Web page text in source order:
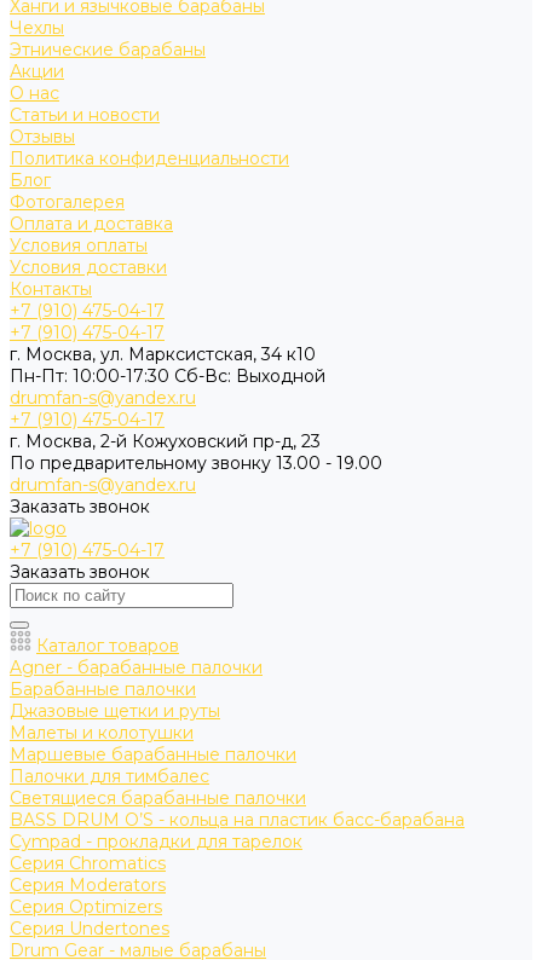
Ханги и язычковые барабаны
Чехлы
Этнические барабаны
Акции
О нас
Статьи и новости
Отзывы
Политика конфиденциальности
Блог
Фотогалерея
Оплата и доставка
Условия оплаты
Условия доставки
Контакты
+7 (910) 475-04-17
+7 (910) 475-04-17
г. Москва, ул. Марксистская, 34 к10
Пн-Пт: 10:00-17:30 Cб-Вс: Выходной
drumfan-s@yandex.ru
+7 (910) 475-04-17
г. Москва, 2-й Кожуховский пр-д, 23
По предварительному звонку 13.00 - 19.00
drumfan-s@yandex.ru
Заказать звонок
+7 (910) 475-04-17
Заказать звонок
Каталог товаров
Agner - барабанные палочки
Барабанные палочки
Джазовые щетки и руты
Малеты и колотушки
Маршевые барабанные палочки
Палочки для тимбалес
Светящиеся барабанные палочки
BASS DRUM O’S - кольца на пластик басс-барабана
Cympad - прокладки для тарелок
Серия Chromatics
Серия Moderators
Серия Optimizers
Серия Undertones
Drum Gear - малые барабаны